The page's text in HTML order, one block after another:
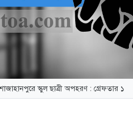
স্কুল ছাত্রী অপহরণ : গ্রেফতার ১